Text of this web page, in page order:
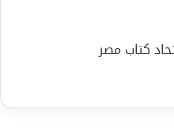
كتاب مصر